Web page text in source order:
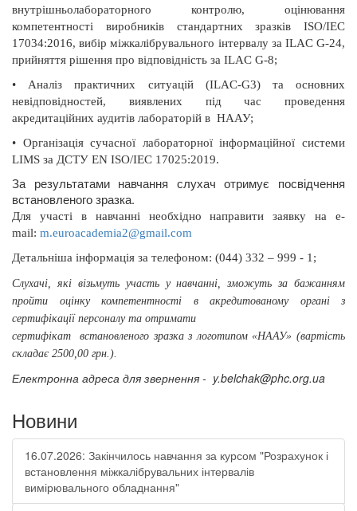
внутрішньолабораторного контролю, оцінювання
компетентності виробників стандартних зразків ISO/IEC
17034:2016, вибір міжкалібрувального інтервалу за ILAC G-24,
прийняття рішення про відповідність за ILAC G-8;
•
Аналіз практичних ситуацій (ILAC-G3) та основних
невідповідностей, виявлених під час проведення
акредитаційних аудитів лабораторій в НААУ;
• Організація сучасної лабораторної інформаційної системи
LIMS за ДСТУ EN ISO/IEC 17025:2019.
За результатами навчання слухач отримує посвідчення
встановленого зразка.
Для участі в навчанні необхідно направити заявку на e-
mail: m.euroacademia2@gmail.com
Детальніша інформація за телефоном: (044) 332 – 999 - 1;
Слухачі, які візьмуть участь у навчанні, зможуть за бажанням
пройти оцінку компетентності в акредитованому органі з
сертифікації персоналу та отримати
сертифікат
встановленого зразка з логотипом «НААУ» (вартість
складає 2500,00 грн.).
Електронна адреса для звернення - y.belchak@phc.org.ua
Новини
16.07.2026: Закінчилось навчання за курсом "Розрахунок і
встановлення міжкалібрувальних інтервалів
вимірювального обладнання"